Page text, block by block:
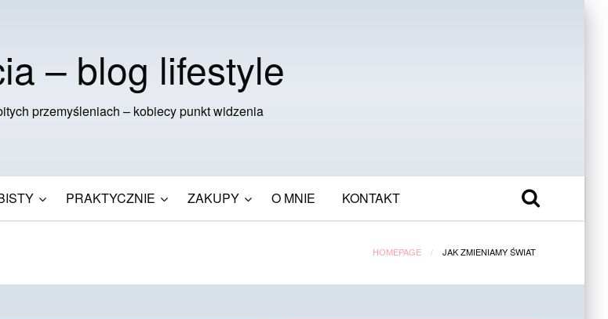
– blog lifestyle
przemyśleniach – kobiecy punkt widzenia
PRAKTYCZNIE ZAKUPY O MNIE KONTAKT
HOMEPAGE JAK ZMIENIAMY ŚWIAT